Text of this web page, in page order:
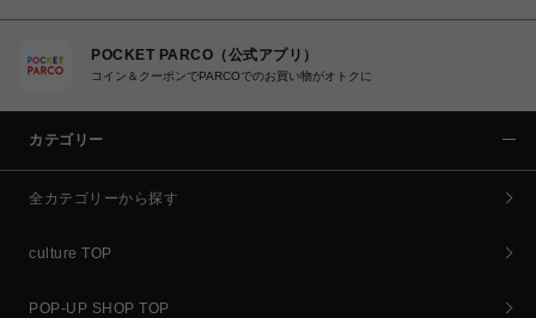
POCKET PARCO（公式アプリ）
コイン＆クーポンでPARCOでのお買い物がオトクに
カテゴリー
全カテゴリーから探す
culture TOP
POP-UP SHOP TOP